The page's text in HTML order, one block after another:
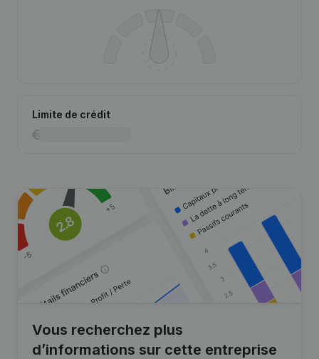
Limite de crédit
Vous recherchez plus
d’informations sur cette entreprise